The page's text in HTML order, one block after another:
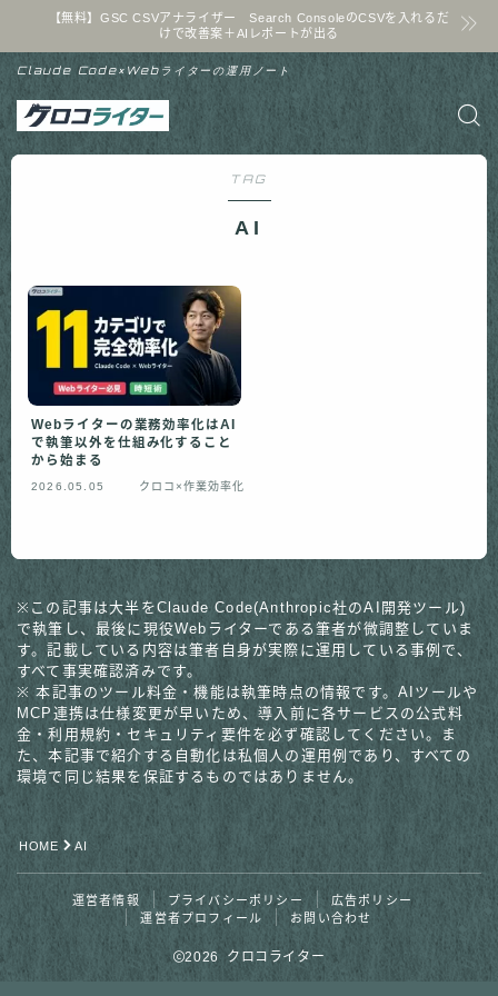
【無料】GSC CSVアナライザー Search ConsoleのCSVを入れるだ
けで改善案＋AIレポートが出る
Claude Code×Webライターの運用ノート
TAG
AI
Webライターの業務効率化はAI
で執筆以外を仕組み化すること
から始まる
2026.05.05 クロコ×作業効率化
※この記事は大半をClaude Code(Anthropic社のAI開発ツール)
で執筆し、最後に現役Webライターである筆者が微調整していま
す。記載している内容は筆者自身が実際に運用している事例で、
すべて事実確認済みです。
※ 本記事のツール料金・機能は執筆時点の情報です。AIツールや
MCP連携は仕様変更が早いため、導入前に各サービスの公式料
金・利用規約・セキュリティ要件を必ず確認してください。ま
た、本記事で紹介する自動化は私個人の運用例であり、すべての
環境で同じ結果を保証するものではありません。
HOME AI
運営者情報 プライバシーポリシー
広告ポリシー
運営者プロフィール
お問い合わせ
2026 クロコライター